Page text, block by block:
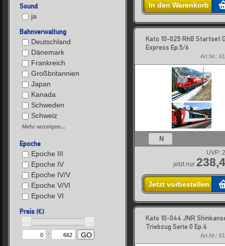
Sound
ja
Bahnverwaltung
Deutschland
Dänemark
Frankreich
Großbritannien
Japan
Kanada
Schweden
Schweiz
Mehr anzeigen...
Epoche
Epoche III
Epoche IV
Epoche IV/V
Epoche V/VI
Epoche VI
Preis (€)
- GO
In den Warenkorb
Kato 10-025 RhB Startset
Express Ep.5/6
Art.Nr.:
N
UVP:
jetzt nur
Jetzt vorbestellen
Kato 10-044 JNR
Triebzug Serie 0 Ep.4
Art.Nr.: